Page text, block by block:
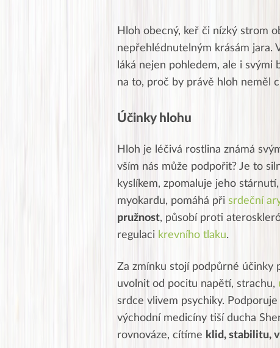
Hloh obecný, keř či nízký strom
nepřehlédnutelným krásám jara.
láká nejen pohledem, ale i svými
na to, proč by právě hloh neměl
Účinky hlohu
Hloh je léčivá rostlina známá
vším nás může podpořit? Je to
kyslíkem, zpomaluje jeho
myokardu, pomáhá při srdeční
pružnost, působí proti
regulaci krevního tlaku.
Za zmínku stojí podpůrné účinky
uvolnit od pocitu napětí, strachu,
srdce vlivem psychiky.
východní medicíny tiší ducha
rovnováze, cítíme klid, stabilitu,